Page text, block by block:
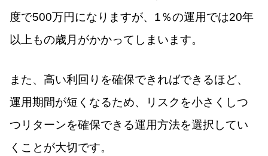
度で500万円になりますが、1％の運用では20年
以上もの歳月がかかってしまいます。
また、高い利回りを確保できればできるほど、
運用期間が短くなるため、リスクを小さくしつ
つリターンを確保できる運用方法を選択してい
くことが大切です。